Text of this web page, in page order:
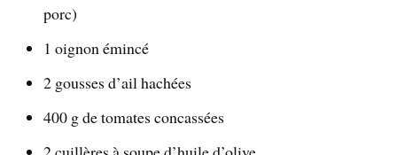
porc)
1 oignon émincé
2 gousses d’ail hachées
400 g de tomates concassées